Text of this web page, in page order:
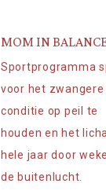
MOM IN
Sportprogramma
voor het
conditie op peil te
houden en het
hele jaar door
de buitenlucht.